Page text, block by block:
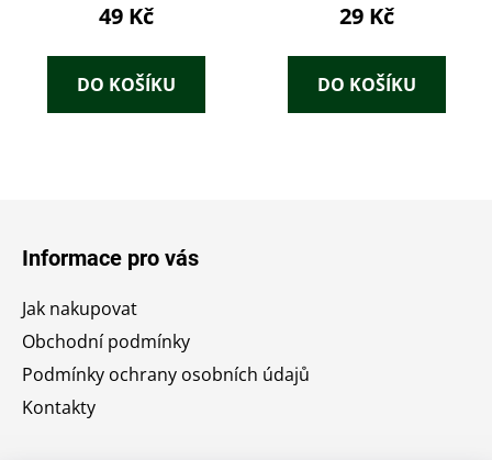
49 Kč
DO KOŠÍKU
29 Kč
DO KOŠÍKU
Informace pro vás
Jak nakupovat
Obchodní podmínky
Podmínky ochrany osobních údajů
Kontakty